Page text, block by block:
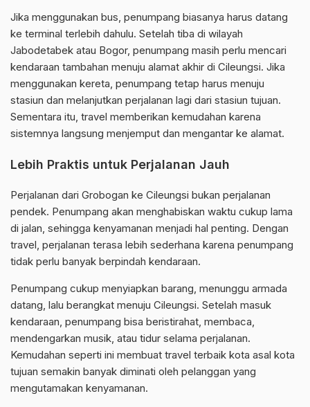
Jika menggunakan bus, penumpang biasanya harus datang
ke terminal terlebih dahulu. Setelah tiba di wilayah
Jabodetabek atau Bogor, penumpang masih perlu mencari
kendaraan tambahan menuju alamat akhir di Cileungsi. Jika
menggunakan kereta, penumpang tetap harus menuju
stasiun dan melanjutkan perjalanan lagi dari stasiun tujuan.
Sementara itu, travel memberikan kemudahan karena
sistemnya langsung menjemput dan mengantar ke alamat.
Lebih Praktis untuk Perjalanan Jauh
Perjalanan dari Grobogan ke Cileungsi bukan perjalanan
pendek. Penumpang akan menghabiskan waktu cukup lama
di jalan, sehingga kenyamanan menjadi hal penting. Dengan
travel, perjalanan terasa lebih sederhana karena penumpang
tidak perlu banyak berpindah kendaraan.
Penumpang cukup menyiapkan barang, menunggu armada
datang, lalu berangkat menuju Cileungsi. Setelah masuk
kendaraan, penumpang bisa beristirahat, membaca,
mendengarkan musik, atau tidur selama perjalanan.
Kemudahan seperti ini membuat travel terbaik kota asal kota
tujuan semakin banyak diminati oleh pelanggan yang
mengutamakan kenyamanan.